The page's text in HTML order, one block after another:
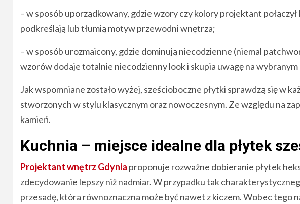
– w sposób uporządkowany, gdzie wzory czy kolory projektant
podkreślają lub tłumią motyw przewodni wnętrza;
– w sposób urozmaicony, gdzie dominują niecodzienne (niemal
wzorów dodaje totalnie niecodzienny look i skupia uwagę na wybranym
Jak wspomniane zostało wyżej, sześcioboczne płytki sprawdzą się w
stworzonych w stylu klasycznym oraz nowoczesnym. Ze względu na
kamień.
Kuchnia – miejsce idealne dla płytek
Projektant wnętrz Gdynia proponuje rozważne dobieranie płytek
zdecydowanie lepszy niż nadmiar. W przypadku tak
przesadę, która równoznaczna może być nawet z kiczem. Wobec tego